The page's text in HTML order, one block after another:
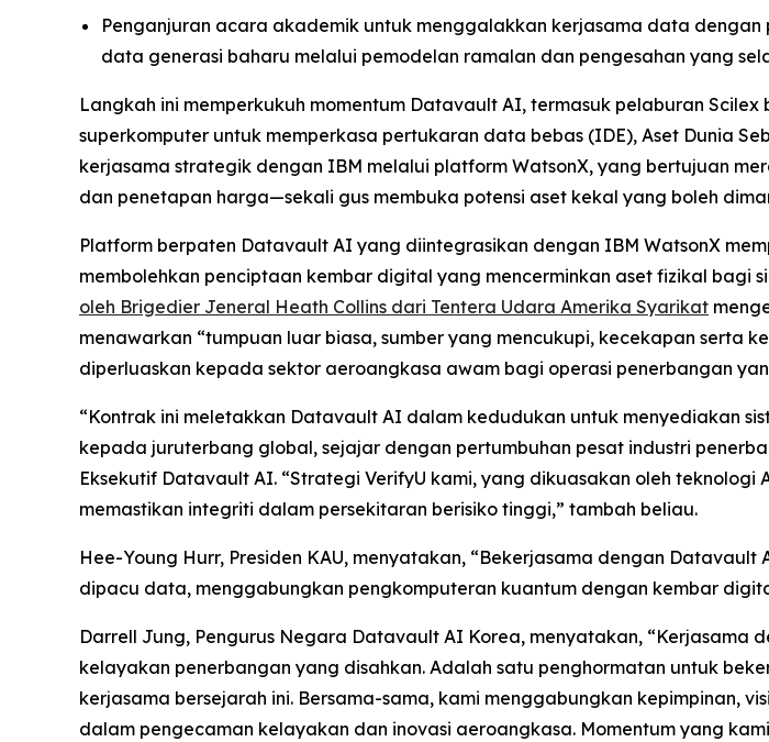
Penganjuran acara akademik untuk menggalakkan kerjasama data
data generasi baharu melalui pemodelan ramalan dan pengesahan yang
Langkah ini memperkukuh momentum Datavault AI, termasuk pelaburan
superkomputer untuk memperkasa pertukaran data bebas (IDE), Aset Dunia
kerjasama strategik dengan IBM melalui platform WatsonX, yang bertujuan
dan penetapan harga—sekali gus membuka potensi aset kekal yang boleh
Platform berpaten Datavault AI yang diintegrasikan dengan IBM WatsonX
membolehkan penciptaan kembar digital yang mencerminkan aset fizikal bagi
oleh Brigedier Jeneral Heath Collins dari Tentera Udara Amerika Syarikat
menawarkan “tumpuan luar biasa, sumber yang mencukupi, kecekapan serta
diperluaskan kepada sektor aeroangkasa awam bagi operasi penerbangan
“Kontrak ini meletakkan Datavault AI dalam kedudukan untuk menyediakan
kepada juruterbang global, sejajar dengan pertumbuhan pesat industri
Eksekutif Datavault AI. “Strategi VerifyU kami, yang dikuasakan oleh
memastikan integriti dalam persekitaran berisiko tinggi,” tambah beliau.
Hee-Young Hurr, Presiden KAU, menyatakan, “Bekerjasama dengan
dipacu data, menggabungkan pengkomputeran kuantum dengan kembar
Darrell Jung, Pengurus Negara Datavault AI Korea, menyatakan, “Kerjasama
kelayakan penerbangan yang disahkan. Adalah satu penghormatan untuk
kerjasama bersejarah ini. Bersama-sama, kami menggabungkan kepimpinan,
dalam pengecaman kelayakan dan inovasi aeroangkasa. Momentum yang